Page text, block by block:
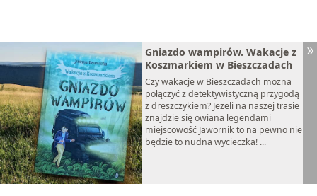
Gniazdo wampirów. Wakacje z
Koszmarkiem w Bieszczadach
Czy wakacje w Bieszczadach można
połączyć z detektywistyczną przygodą
z dreszczykiem? Jeżeli na naszej trasie
znajdzie się owiana legendami
miejscowość Jawornik to na pewno nie
będzie to nudna wycieczka! ...